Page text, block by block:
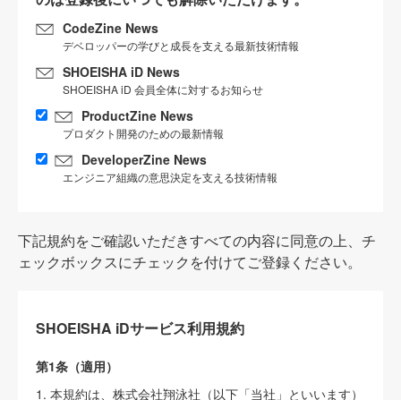
CodeZine News
デベロッパーの学びと成長を支える最新技術情報
SHOEISHA iD News
SHOEISHA iD 会員全体に対するお知らせ
ProductZine News
プロダクト開発のための最新情報
DeveloperZine News
エンジニア組織の意思決定を支える技術情報
下記規約をご確認いただきすべての内容に同意の上、チ
ェックボックスにチェックを付けてご登録ください。
SHOEISHA iDサービス利用規約
第1条（適用）
1. 本規約は、株式会社翔泳社（以下「当社」といいます）